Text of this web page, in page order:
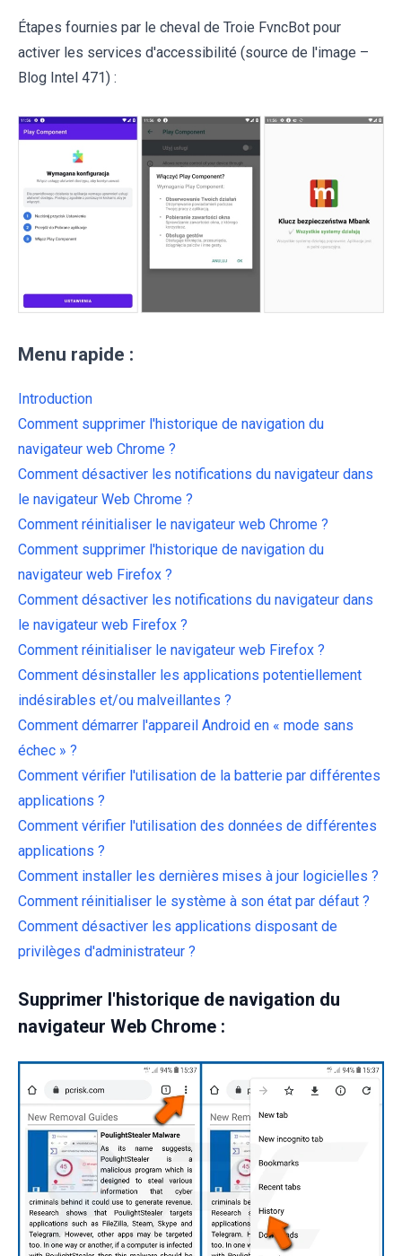
Étapes fournies par le cheval de Troie FvncBot pour
activer les services d'accessibilité (source de l'image –
Blog Intel 471) :
Menu rapide :
Introduction
Comment supprimer l'historique de navigation du
navigateur web Chrome ?
Comment désactiver les notifications du navigateur dans
le navigateur Web Chrome ?
Comment réinitialiser le navigateur web Chrome ?
Comment supprimer l'historique de navigation du
navigateur web Firefox ?
Comment désactiver les notifications du navigateur dans
le navigateur web Firefox ?
Comment réinitialiser le navigateur web Firefox ?
Comment désinstaller les applications potentiellement
indésirables et/ou malveillantes ?
Comment démarrer l'appareil Android en « mode sans
échec » ?
Comment vérifier l'utilisation de la batterie par différentes
applications ?
Comment vérifier l'utilisation des données de différentes
applications ?
Comment installer les dernières mises à jour logicielles ?
Comment réinitialiser le système à son état par défaut ?
Comment désactiver les applications disposant de
privilèges d'administrateur ?
Supprimer l'historique de navigation du
navigateur Web Chrome :